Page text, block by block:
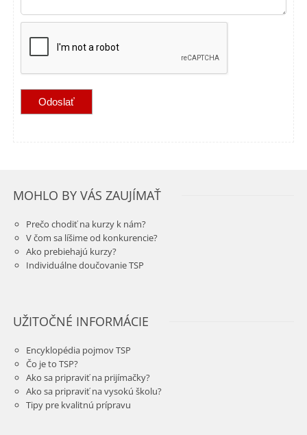
MOHLO BY VÁS ZAUJÍMAŤ
Prečo chodiť na kurzy k nám?
V čom sa líšime od konkurencie?
Ako prebiehajú kurzy?
Individuálne doučovanie TSP
UŽITOČNÉ INFORMÁCIE
Encyklopédia pojmov TSP
Čo je to TSP?
Ako sa pripraviť na prijímačky?
Ako sa pripraviť na vysokú školu?
Tipy pre kvalitnú prípravu